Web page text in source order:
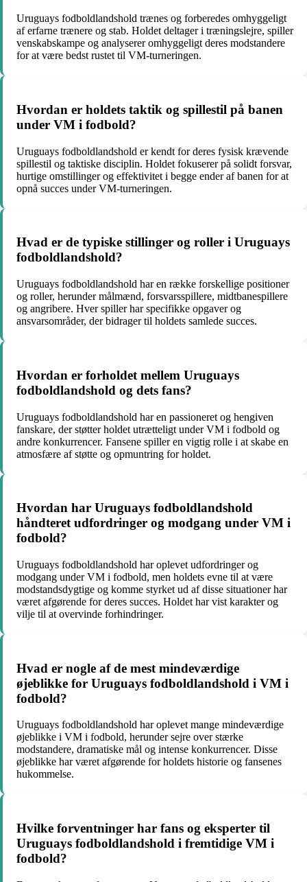
Uruguays fodboldlandshold trænes og forberedes omhyggeligt
af erfarne trænere og stab. Holdet deltager i træningslejre, spiller
venskabskampe og analyserer omhyggeligt deres modstandere
for at være bedst rustet til VM-turneringen.
Hvordan er holdets taktik og spillestil på banen
under VM i fodbold?
Uruguays fodboldlandshold er kendt for deres fysisk krævende
spillestil og taktiske disciplin. Holdet fokuserer på solidt forsvar,
hurtige omstillinger og effektivitet i begge ender af banen for at
opnå succes under VM-turneringen.
Hvad er de typiske stillinger og roller i Uruguays
fodboldlandshold?
Uruguays fodboldlandshold har en række forskellige positioner
og roller, herunder målmænd, forsvarsspillere, midtbanespillere
og angribere. Hver spiller har specifikke opgaver og
ansvarsområder, der bidrager til holdets samlede succes.
Hvordan er forholdet mellem Uruguays
fodboldlandshold og dets fans?
Uruguays fodboldlandshold har en passioneret og hengiven
fanskare, der støtter holdet utrætteligt under VM i fodbold og
andre konkurrencer. Fansene spiller en vigtig rolle i at skabe en
atmosfære af støtte og opmuntring for holdet.
Hvordan har Uruguays fodboldlandshold
håndteret udfordringer og modgang under VM i
fodbold?
Uruguays fodboldlandshold har oplevet udfordringer og
modgang under VM i fodbold, men holdets evne til at være
modstandsdygtige og komme styrket ud af disse situationer har
været afgørende for deres succes. Holdet har vist karakter og
vilje til at overvinde forhindringer.
Hvad er nogle af de mest mindeværdige
øjeblikke for Uruguays fodboldlandshold i VM i
fodbold?
Uruguays fodboldlandshold har oplevet mange mindeværdige
øjeblikke i VM i fodbold, herunder sejre over stærke
modstandere, dramatiske mål og intense konkurrencer. Disse
øjeblikke har været afgørende for holdets historie og fansenes
hukommelse.
Hvilke forventninger har fans og eksperter til
Uruguays fodboldlandshold i fremtidige VM i
fodbold?